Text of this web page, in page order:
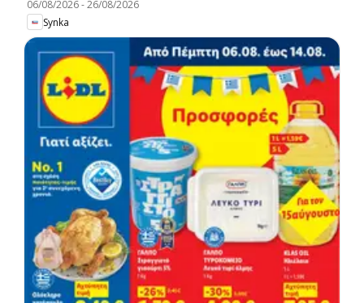
06/08/2026-26/08/2026
Synka